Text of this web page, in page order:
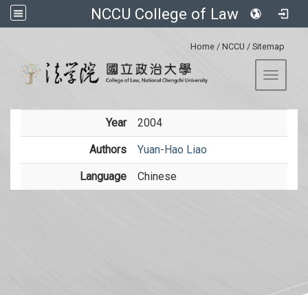
NCCU College of Law
Home / NCCU / Sitemap
Toggle
Year 2004
Authors Yuan-Hao Liao
Language Chinese